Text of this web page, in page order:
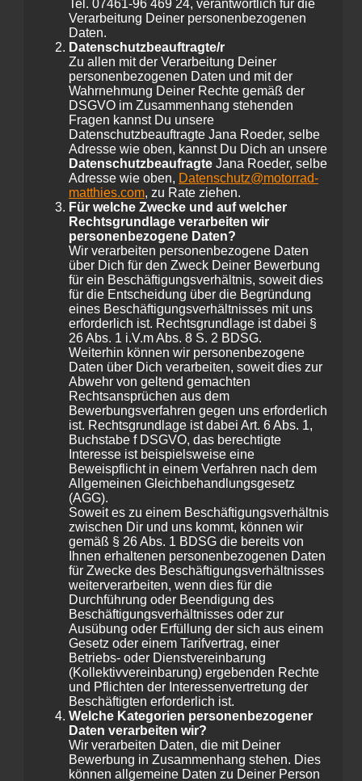
Tel. 07461-96 469 24, verantwortlich für die
Verarbeitung Deiner personenbezogenen
Daten.
Datenschutzbeauftragte/r
Zu allen mit der Verarbeitung Deiner
personenbezogenen Daten und mit der
Wahrnehmung Deiner Rechte gemäß der
DSGVO im Zusammenhang stehenden
Fragen kannst Du unsere
Datenschutzbeauftragte Jana Roeder, selbe
Adresse wie oben, kannst Du Dich an unsere
Datenschutzbeaufragte Jana Roeder, selbe
Adresse wie oben, Datenschutz@motorrad-
matthies.com, zu Rate ziehen.
Für welche Zwecke und auf welcher
Rechtsgrundlage verarbeiten wir
personenbezogene Daten?
Wir verarbeiten personenbezogene Daten
über Dich für den Zweck Deiner Bewerbung
für ein Beschäftigungsverhältnis, soweit dies
für die Entscheidung über die Begründung
eines Beschäftigungsverhältnisses mit uns
erforderlich ist. Rechtsgrundlage ist dabei §
26 Abs. 1 i.V.m Abs. 8 S. 2 BDSG.
Weiterhin können wir personenbezogene
Daten über Dich verarbeiten, soweit dies zur
Abwehr von geltend gemachten
Rechtsansprüchen aus dem
Bewerbungsverfahren gegen uns erforderlich
ist. Rechtsgrundlage ist dabei Art. 6 Abs. 1,
Buchstabe f DSGVO, das berechtigte
Interesse ist beispielsweise eine
Beweispflicht in einem Verfahren nach dem
Allgemeinen Gleichbehandlungsgesetz
(AGG).
Soweit es zu einem Beschäftigungsverhältnis
zwischen Dir und uns kommt, können wir
gemäß § 26 Abs. 1 BDSG die bereits von
Ihnen erhaltenen personenbezogenen Daten
für Zwecke des Beschäftigungsverhältnisses
weiterverarbeiten, wenn dies für die
Durchführung oder Beendigung des
Beschäftigungsverhältnisses oder zur
Ausübung oder Erfüllung der sich aus einem
Gesetz oder einem Tarifvertrag, einer
Betriebs- oder Dienstvereinbarung
(Kollektivvereinbarung) ergebenden Rechte
und Pflichten der Interessenvertretung der
Beschäftigten erforderlich ist.
Welche Kategorien personenbezogener
Daten verarbeiten wir?
Wir verarbeiten Daten, die mit Deiner
Bewerbung in Zusammenhang stehen. Dies
können allgemeine Daten zu Deiner Person